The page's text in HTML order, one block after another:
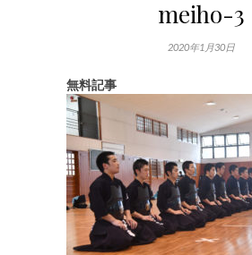
meiho-3
2020年1月30日
無料記事